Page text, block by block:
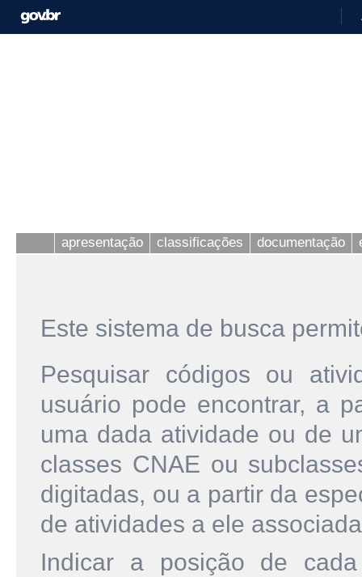
apresentação classificações documentação
Este sistema de busca
Pesquisar códigos ou
usuário pode encontrar, a
uma dada atividade ou de
classes CNAE ou
digitadas, ou a partir da
de atividades a ele
Indicar a posição de